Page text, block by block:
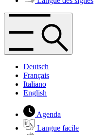
Deutsch
Français
Italiano
English
Agenda
Langue facile